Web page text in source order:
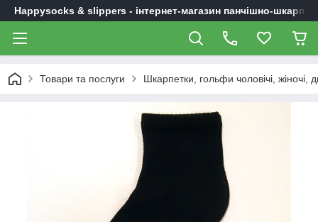
Happysocks & slippers - інтернет-магазин панчішно-
Товари та послуги Шкарпетки, гольфи чоловічі, жіночі,